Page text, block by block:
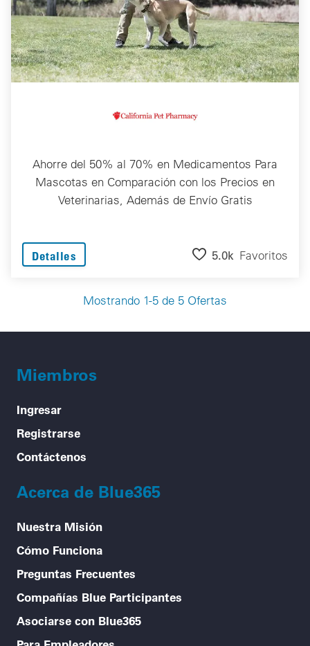
Ahorre del 50% al 70% en Medicamentos Para
Mascotas en Comparación con los Precios en
Veterinarias, Además de Envío Gratis
Detalles 5.0k Favoritos
Mostrando 1-5 de 5 Ofertas
Miembros
Ingresar
Registrarse
Contáctenos
Acerca de Blue365
Nuestra Misión
Cómo Funciona
Preguntas Frecuentes
Compañías Blue Participantes
Asociarse con Blue365